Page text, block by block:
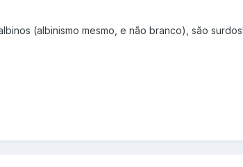
(albinismo mesmo, e não branco), são